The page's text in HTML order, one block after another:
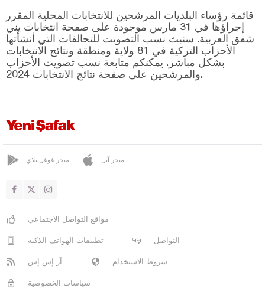
صاتشاك
يابراكلي
يايلاكنت
دينيزلي
دياربكر
إلازغ
إيرزينجان
أرضروم
إيسكي شهير
قائمة رؤساء البلديات المرشحين للانتخابات المحلية المقرر
إجراؤها في 31 مارس موجودة على صفحة انتخابات يني
شفق العربية. سنبث نسب التصويت للتحالفات التي أنشأتها
الأحزاب التركية في 81 ولاية ومنطقة ونتائج الانتخابات
بشكل مباشر. يمكنكم متابعة نسب تصويت الأحزاب
والمرشحين على صفحة نتائج الانتخابات 2024.
متجر غوغل بلاي متجر آبل
مواقع التواصل الاجتماعي
تطبيقات الهواتف الذكية التواصل
آر إس إس شروط الاستخدام
سياسات الخصوصية